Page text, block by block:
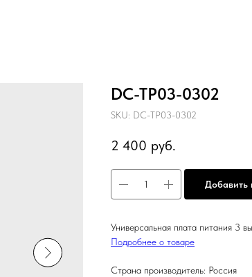
DC-TP03-0302
SKU: DC-TP03-0302
2 400 руб.
Добавить
Универсальная плата питания 3
Подробнее о товаре
Страна производитель: Россия